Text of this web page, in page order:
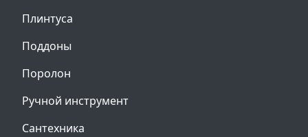
Плинтуса
Поддоны
Поролон
Ручной инструмент
Сантехника